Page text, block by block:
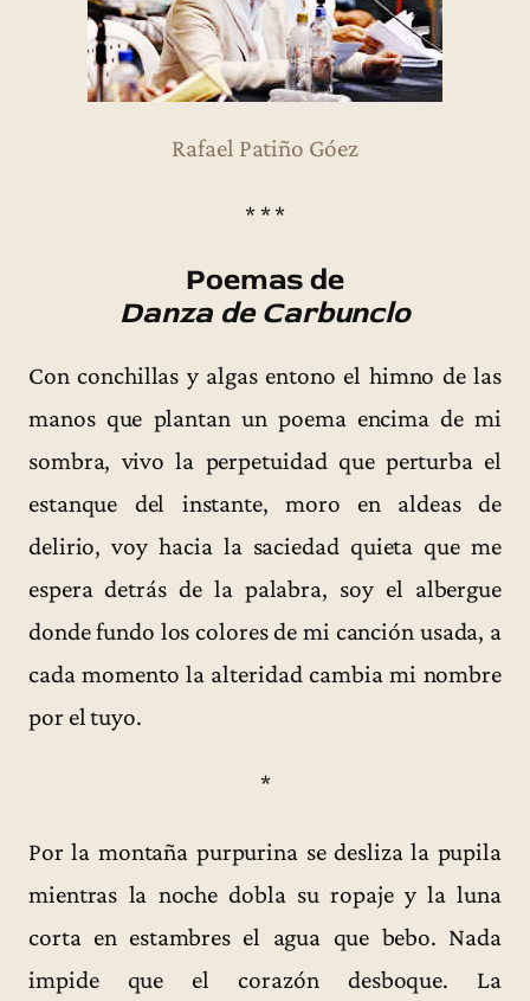
Rafael Patiño Góez
* * *
Poemas de
Danza de Carbunclo
Con conchillas y algas entono el himno de las
manos que plantan un poema encima de mi
sombra, vivo la perpetuidad que perturba el
estanque del instante, moro en aldeas de
delirio, voy hacia la saciedad quieta que me
espera detrás de la palabra, soy el albergue
donde fundo los colores de mi canción usada, a
cada momento la alteridad cambia mi nombre
por el tuyo.
*
Por la montaña purpurina se desliza la pupila
mientras la noche dobla su ropaje y la luna
corta en estambres el agua que bebo. Nada
impide que el corazón desboque. La